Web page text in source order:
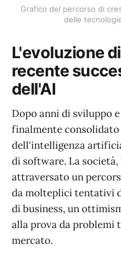
Grafico del percorso di
delle
L'evoluzione
recente
dell'AI
Dopo anni di sviluppo
finalmente
dell'intelligenza
di software. La società,
attraversato un
da molteplici tentativi
di business, un
alla prova da
mercato.